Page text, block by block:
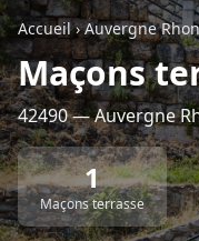
CGU
Accueil›Auvergne
Maçons
42490 — Auvergne
1
Maçons terrasse